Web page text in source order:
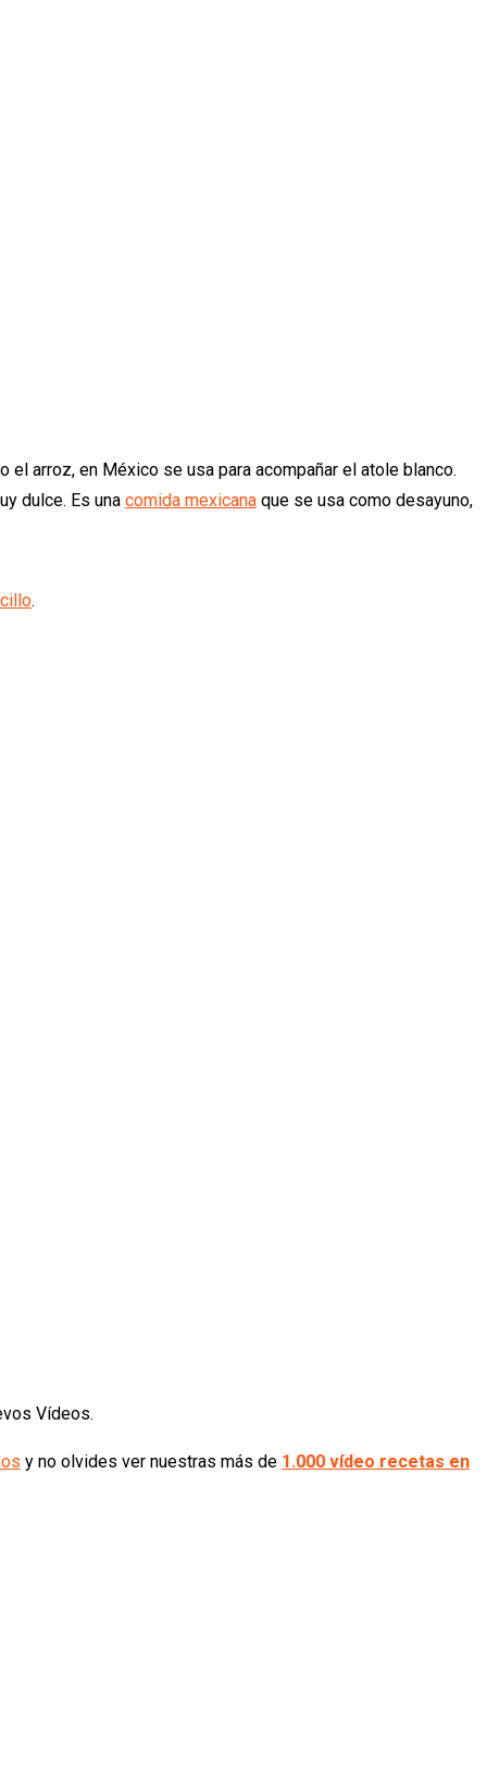
arroz, en México se usa para acompañar el atole blanco.
dulce. Es una comida mexicana que se usa como desayuno,
.
Vídeos.
y no olvides ver nuestras más de 1.000 vídeo recetas en